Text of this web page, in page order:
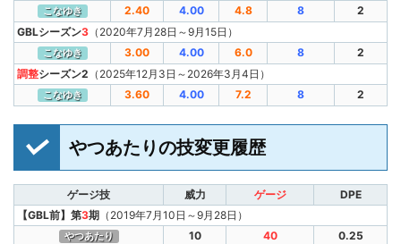
こなゆき 2.40 4.00 4.8 8
2
GBLシーズン3 （2020年7月28日～9月15日）
こなゆき 3.00 4.00 6.0 8
2
調整シーズン2 （2025年12月3日～2026年3月4日）
こなゆき 3.60 4.00 7.2 8 2
やつあたりの技変更履歴
ゲージ技 威力 ゲージ
DPE
【GBL前】第3期 （2019年7月10日～9月28日）
やつあたり 10 40
0.25